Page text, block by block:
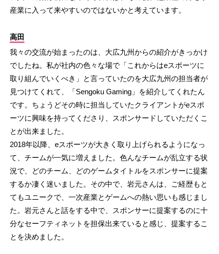
産業に入って来やすいのではないかと考えています。
高田
我々の交流が始まったのは、大広九州からの紹介がきっかけ
でしたね。私が社内の色々な場で「これからはeスポーツに
取り組んでいくべき」と言っていたのを大広九州の担当者が
見つけてくれて、「Sengoku Gaming」を紹介してくれたん
です。ちょうどその時に担当していたクライアントがeスポ
ーツに興味を持ってくださり、スポンサードしていただくこ
とが出来ました。
2018年以降、eスポーツが大きく取り上げられるようになっ
て、チームが一気に増えました。色んなチームが乱立する状
況で、どのチーム、どのゲームタイトルをスポンサーに提案
するか凄く迷いました。その中で、岩元さんは、ご経歴もと
てもユニークで、一次産業とゲームへの熱い思いも感じまし
た。岩元さんと話をする中で、スポンサーに提案するのに十
分なセーフティネットを担保出来ていると感じ、提案するこ
とを決めました。